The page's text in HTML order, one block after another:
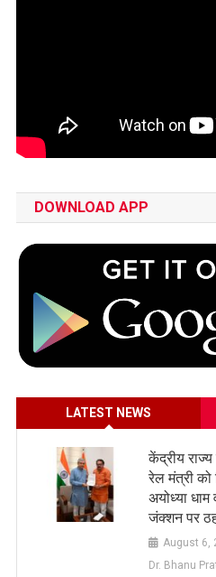
DOWNLOAD APP
LATEST NEWS
केंद्रीय
रेल मंत्री को
अयोध्या
जंक्शन पर
August 6,
Dr. Bhanu